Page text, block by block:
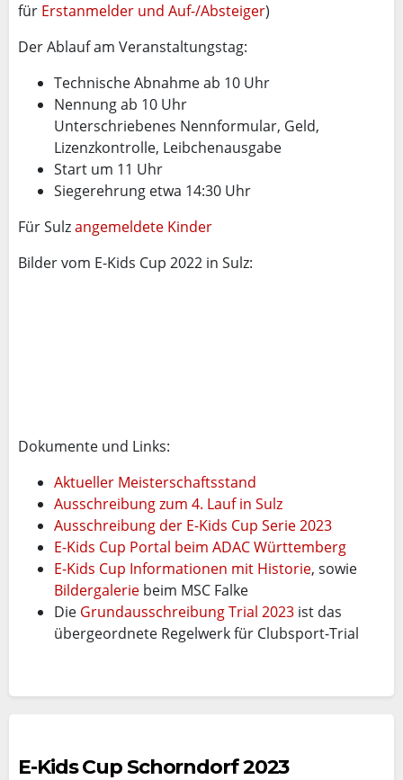
für Erstanmelder und Auf-/Absteiger)
Der Ablauf am Veranstaltungstag:
Technische Abnahme ab 10 Uhr
Nennung ab 10 Uhr
Unterschriebenes Nennformular, Geld,
Lizenzkontrolle, Leibchenausgabe
Start um 11 Uhr
Siegerehrung etwa 14:30 Uhr
Für Sulzangemeldete Kinder
Bilder vom E-Kids Cup 2022 in Sulz:
Dokumente und Links:
Aktueller Meisterschaftsstand
Ausschreibung zum 4. Lauf in Sulz
Ausschreibung der E-Kids Cup Serie 2023
E-Kids Cup Portal beim ADAC Württemberg
E-Kids Cup Informationen mit Historie, sowie
Bildergalerie beim MSC Falke
Die Grundausschreibung Trial 2023 ist das
übergeordnete Regelwerk für Clubsport-Trial
E-Kids Cup Schorndorf 2023